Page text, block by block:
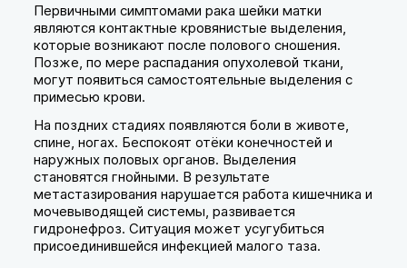
Первичными симптомами рака шейки матки
являются контактные кровянистые выделения,
которые возникают после полового сношения.
Позже, по мере распадания опухолевой ткани,
могут появиться самостоятельные выделения с
примесью крови.
На поздних стадиях появляются боли в животе,
спине, ногах. Беспокоят отёки конечностей и
наружных половых органов. Выделения
становятся гнойными. В результате
метастазирования нарушается работа кишечника и
мочевыводящей системы, развивается
гидронефроз. Ситуация может усугубиться
присоединившейся инфекцией малого таза.